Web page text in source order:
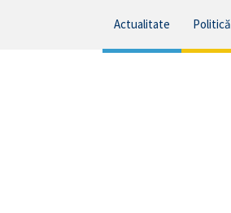
Actualitate Politică